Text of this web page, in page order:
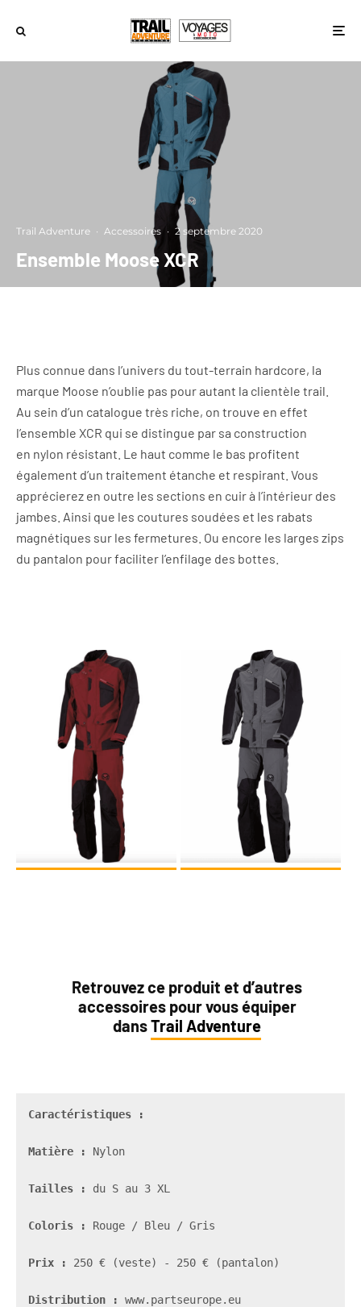
Trail Adventure · Accessoires · 2 septembre 2020
Ensemble Moose XCR
Plus connue dans l’univers du tout-terrain hardcore, la
marque Moose n’oublie pas pour autant la clientèle trail.
Au sein d’un catalogue très riche, on trouve en effet
l’ensemble XCR qui se distingue par sa construction
en nylon résistant. Le haut comme le bas profitent
également d’un traitement étanche et respirant. Vous
apprécierez en outre les sections en cuir à l’intérieur des
jambes. Ainsi que les coutures soudées et les rabats
magnétiques sur les fermetures. Ou encore les larges zips
du pantalon pour faciliter l’enfilage des bottes.
Retrouvez ce produit et d’autres
accessoires pour vous équiper
dansTrail Adventure
Caractéristiques :
Matière : Nylon
Tailles : du S au 3 XL
Coloris : Rouge / Bleu / Gris
Prix :
Distribution : www.partseurope.eu